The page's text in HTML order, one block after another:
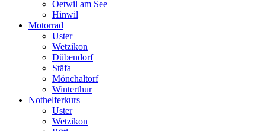
Oetwil am See
Hinwil
Motorrad
Uster
Wetzikon
Dübendorf
Stäfa
Mönchaltorf
Winterthur
Nothelferkurs
Uster
Wetzikon